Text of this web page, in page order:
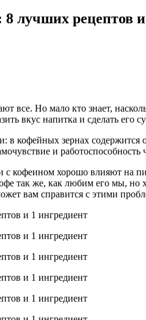
лучших рецептов
все. Но мало кто знает,
вкус напитка и сделать его
в кофейных зернах
и работоспособность
кофеином хорошо влияют на
так же, как любим его мы, но
вам справится с этими